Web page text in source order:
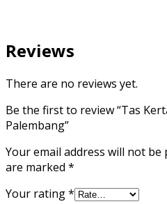
Reviews
There are no reviews yet.
Be the first to review “Tas
Palembang”
Your email address will not be
are marked *
Your rating*